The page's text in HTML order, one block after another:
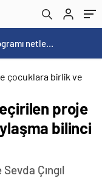
Ali Hamaney’in cenaze programı netleşti: Yeni lider Mücteba Hamaney törenlere katılamayabilir
proje
bilinci
Çıngıl